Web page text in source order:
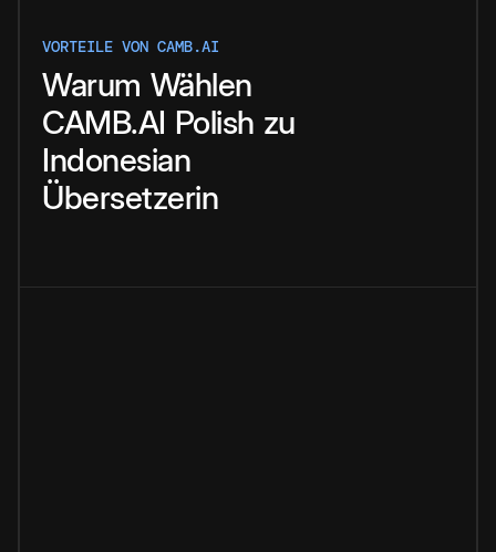
VORTEILE VON CAMB.AI
Warum Wählen
CAMB.AI Polish zu
Indonesian
Übersetzerin